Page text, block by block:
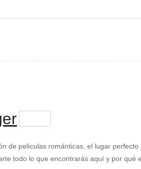
de películas románticas, el lugar
todo lo que encontrarás aquí y por qué